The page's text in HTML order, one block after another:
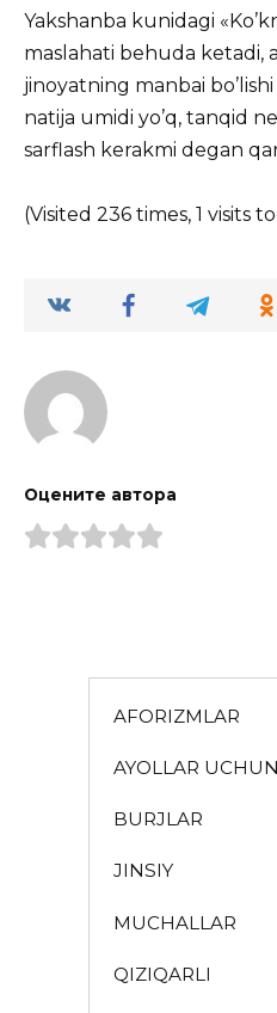
Yakshanba kunidagi
maslahati behuda ketadi,
jinoyatning manbai
natija umidi yo’q, tanqid
sarflash kerakmi degan
(Visited 236 times, 1 visits
Оцените автора
AFORIZMLAR
AYOLLAR UCHUN
BURJLAR
JINSIY
MUCHALLAR
QIZIQARLI